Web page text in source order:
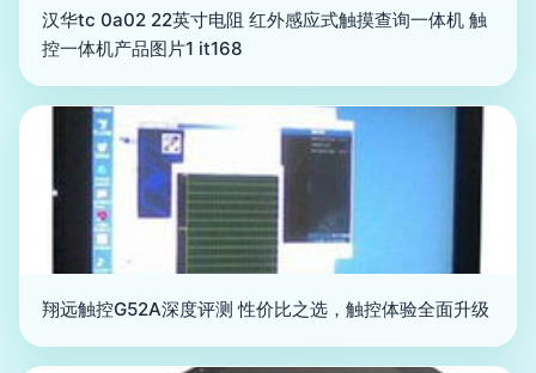
汉华tc 0a02 22英寸电阻 红外感应式触摸查询一体机 触
控一体机产品图片1 it168
翔远触控G52A深度评测 性价比之选，触控体验全面升级